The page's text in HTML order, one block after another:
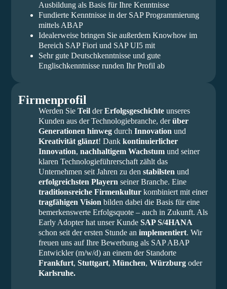
Ausbildung als Basis für Ihre Kenntnisse
Fundierte Kenntnisse in der SAP Programmierung
mittels ABAP
Idealerweise bringen Sie außerdem Knowhow im
Bereich SAP Fiori und SAP UI5 mit
Sehr gute Deutschkenntnisse und gute
Englischkenntnisse runden Ihr Profil ab
Firmenprofil
Werden Sie Teil derErfolgsgeschichteunseres
Kunden aus der Technologiebranche, derüber
Generationen hinwegdurch Innovation und
Kreativität glänzt! Dank kontinuierlicher
Innovation, nachhaltigem Wachstum und seiner
klaren Technologieführerschaft zählt das
Unternehmen seit Jahren zu den stabilsten und
erfolgreichsten Playern seiner Branche. Eine
traditionsreiche Firmenkulturkombiniert mit einer
tragfähigen Vision bilden dabei die Basis für eine
bemerkenswerte Erfolgsquote – auch in Zukunft. Als
Early Adopter hat unser Kunde SAP S/4HANA
schon seit der ersten Stunde an implementiert. Wir
freuen uns auf Ihre Bewerbung als SAP ABAP
Entwickler (m/w/d) an einem der Standorte
Frankfurt, Stuttgart, München, Würzburgoder
Karlsruhe.